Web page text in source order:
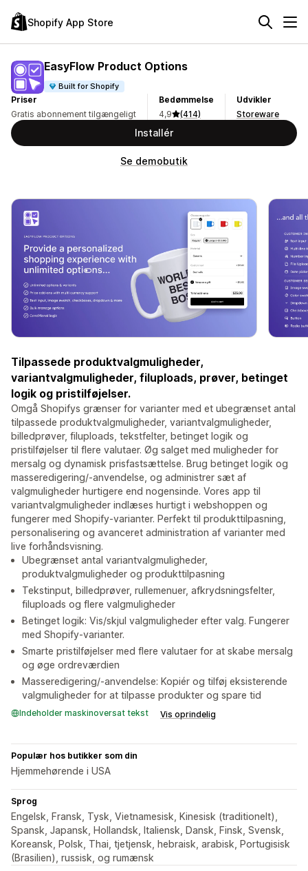
Shopify App Store
EasyFlow Product Options
Built for Shopify
Priser
Gratis abonnement tilgængeligt
Bedømmelse
4,9
(414)
Udvikler
Storeware
Installér
Se demobutik
Tilpassede produktvalgmuligheder,
variantvalgmuligheder, filuploads, prøver, betinget
logik og pristilføjelser.
Omgå Shopifys grænser for varianter med et ubegrænset antal
tilpassede produktvalgmuligheder, variantvalgmuligheder,
billedprøver, filuploads, tekstfelter, betinget logik og
pristilføjelser til flere valutaer. Øg salget med muligheder for
mersalg og dynamisk prisfastsættelse. Brug betinget logik og
masseredigering/-anvendelse, og administrer sæt af
valgmuligheder hurtigere end nogensinde. Vores app til
variantvalgmuligheder indlæses hurtigt i webshoppen og
fungerer med Shopify-varianter. Perfekt til produkttilpasning,
personalisering og avanceret administration af varianter med
live forhåndsvisning.
Ubegrænset antal variantvalgmuligheder,
produktvalgmuligheder og produkttilpasning
Tekstinput, billedprøver, rullemenuer, afkrydsningsfelter,
filuploads og flere valgmuligheder
Betinget logik: Vis/skjul valgmuligheder efter valg. Fungerer
med Shopify-varianter.
Smarte pristilføjelser med flere valutaer for at skabe mersalg
og øge ordreværdien
Masseredigering/-anvendelse: Kopiér og tilføj eksisterende
valgmuligheder for at tilpasse produkter og spare tid
Indeholder maskinoversat tekst Vis oprindelig
Populær hos butikker som din
Hjemmehørende i USA
Sprog
Engelsk, Fransk, Tysk, Vietnamesisk, Kinesisk (traditionelt),
Spansk, Japansk, Hollandsk, Italiensk, Dansk, Finsk, Svensk,
Koreansk, Polsk, Thai, tjetjensk, hebraisk, arabisk, Portugisisk
(Brasilien), russisk, og rumænsk